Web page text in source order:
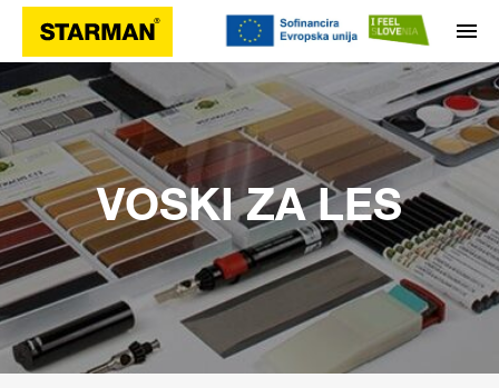
VOSKI ZA LES